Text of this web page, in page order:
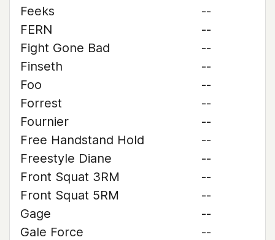
Feeks
--
FERN
--
Fight Gone Bad
--
Finseth
--
Foo
--
Forrest
--
Fournier
--
Free Handstand Hold
--
Freestyle Diane
--
Front Squat 3RM
--
Front Squat 5RM
--
Gage
--
Gale Force
--